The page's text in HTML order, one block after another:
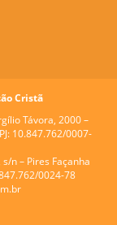
Cristã
Távora, 2000 –
10.847.762/0007-
n – Pires Façanha
0024-78